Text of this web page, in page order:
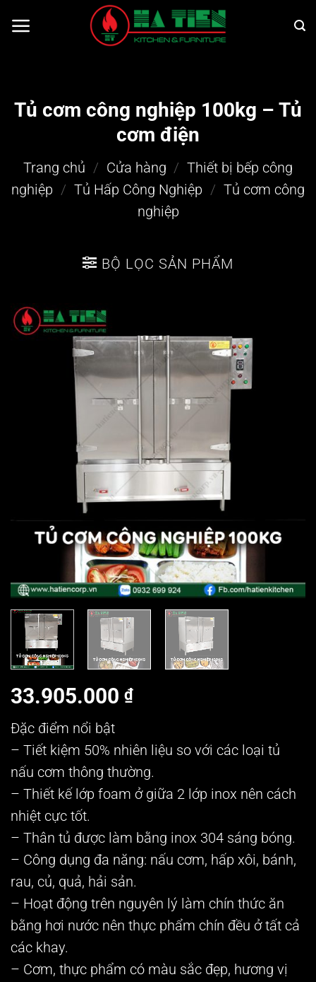
qua
Tủ cơm công nghiệp 100kg – Tủ
cơm điện
Trang chủ / Cửa hàng / Thiết bị bếp công
nghiệp / Tủ Hấp Công Nghiệp / Tủ cơm công
nghiệp
BỘ LỌC SẢN PHẨM
33.905.000 ₫
Đặc điểm nổi bật
– Tiết kiệm 50% nhiên liệu so với các loại tủ
nấu cơm thông thường.
– Thiết kế lớp foam ở giữa 2 lớp inox nên cách
nhiệt cực tốt.
– Thân tủ được làm bằng inox 304 sáng bóng.
– Công dụng đa năng: nấu cơm, hấp xôi, bánh,
rau, củ, quả, hải sản.
– Hoạt động trên nguyên lý làm chín thức ăn
bằng hơi nước nên thực phẩm chín đều ở tất cả
các khay.
– Cơm, thực phẩm có màu sắc đẹp, hương vị